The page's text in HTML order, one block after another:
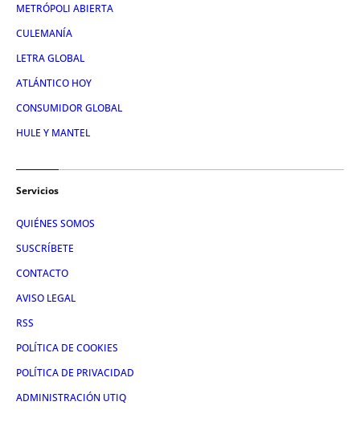
METRÓPOLI ABIERTA
CULEMANÍA
LETRA GLOBAL
ATLÁNTICO HOY
CONSUMIDOR GLOBAL
HULE Y MANTEL
Servicios
QUIÉNES SOMOS
SUSCRÍBETE
CONTACTO
AVISO LEGAL
RSS
POLÍTICA DE COOKIES
POLÍTICA DE PRIVACIDAD
ADMINISTRACIÓN UTIQ